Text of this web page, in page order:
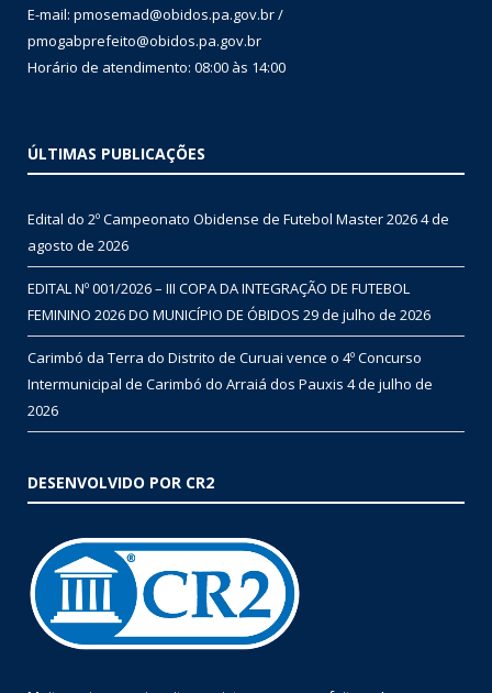
E-mail: pmosemad@obidos.pa.gov.br /
pmogabprefeito@obidos.pa.gov.br
Horário de atendimento: 08:00 às 14:00
ÚLTIMAS PUBLICAÇÕES
Edital do 2º Campeonato Obidense de Futebol Master 20264 de
agosto de 2026
EDITAL Nº 001/2026 – III COPA DA INTEGRAÇÃO DE FUTEBOL
FEMININO 2026 DO MUNICÍPIO DE ÓBIDOS 29 de julho de 2026
Carimbó da Terra do Distrito de Curuai vence o 4º Concurso
Intermunicipal de Carimbó do Arraiá dos Pauxis 4 de julho de
2026
DESENVOLVIDO POR CR2